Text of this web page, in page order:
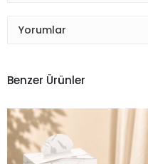
Yorumlar
Benzer Ürünler